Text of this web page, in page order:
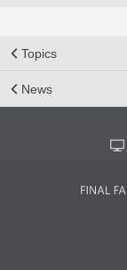
Topics
News